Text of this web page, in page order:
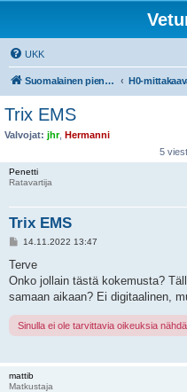
UKK
Suomalainen pienoisrautatiefoorumi
Trix EMS
Valvojat: jhr, Hermanni
5
Penetti
Ratavartija
Trix EMS
V
e
t
i
14.11.2022 13:47
Terve
Onko jollain tästä kokemusta?
samaan aikaan? Ei digitaalinen,
Sinulla ei ole tarvittavia oikeuksia
mattib
Matkustaja